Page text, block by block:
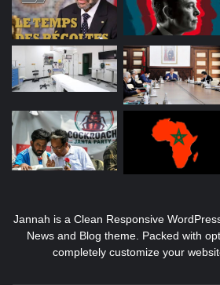
Jannah is a Clean Responsive
News and Blog theme. Packed with
completely customize your